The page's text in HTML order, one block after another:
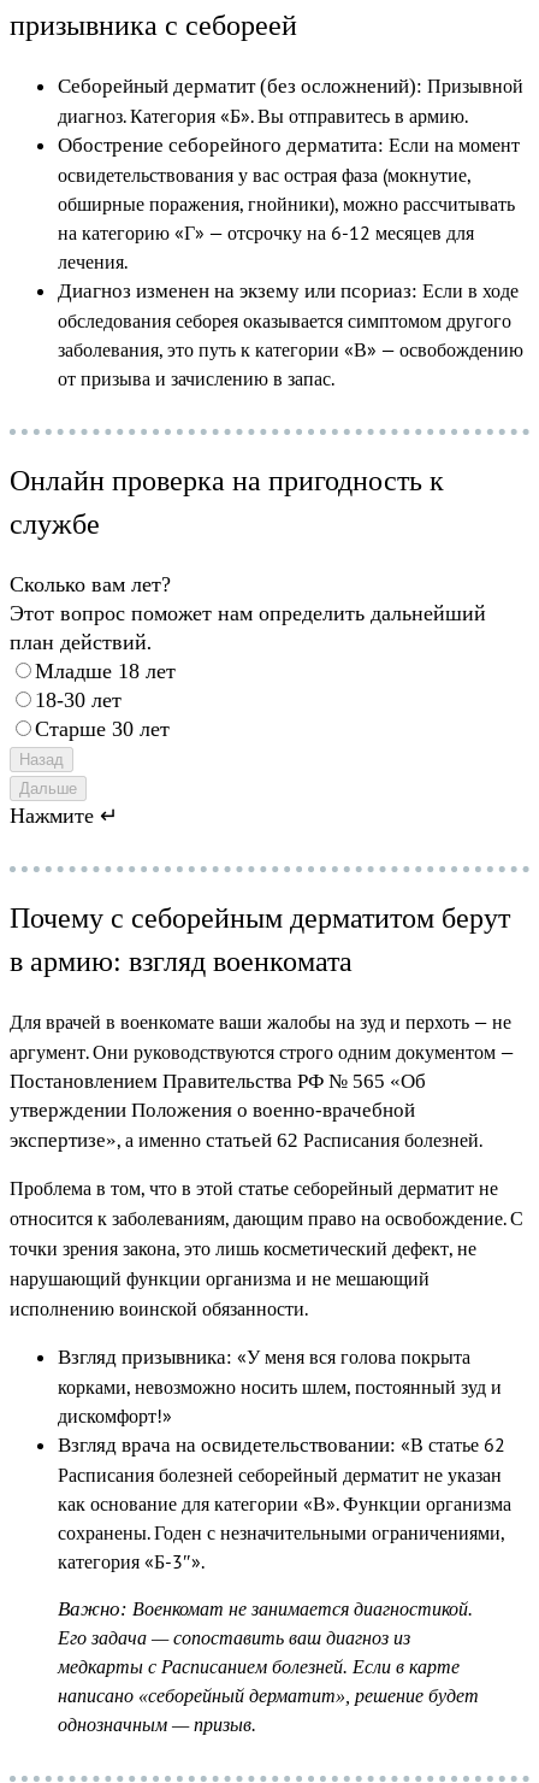
призывника с себореей
Себорейный дерматит (без осложнений): Призывной
диагноз. Категория «Б». Вы отправитесь в армию.
Обострение себорейного дерматита: Если на момент
освидетельствования у вас острая фаза (мокнутие,
обширные поражения, гнойники), можно рассчитывать
на категорию «Г» — отсрочку на 6-12 месяцев для
лечения.
Диагноз изменен на экзему или псориаз: Если в ходе
обследования себорея оказывается симптомом другого
заболевания, это путь к категории «В» — освобождению
от призыва и зачислению в запас.
Онлайн проверка на пригодность к
службе
Сколько вам лет?
Этот вопрос поможет нам определить дальнейший
план действий.
Младше 18 лет
18-30 лет
Старше 30 лет
Назад
Дальше
Нажмите ↵
Почему с себорейным дерматитом берут
в армию: взгляд военкомата
Для врачей в военкомате ваши жалобы на зуд и перхоть — не
аргумент. Они руководствуются строго одним документом —
Постановлением Правительства РФ № 565 «Об
утверждении Положения о военно-врачебной
экспертизе», а именно статьей 62 Расписания болезней.
Проблема в том, что в этой статье себорейный дерматит не
относится к заболеваниям, дающим право на освобождение. С
точки зрения закона, это лишь косметический дефект, не
нарушающий функции организма и не мешающий
исполнению воинской обязанности.
Взгляд призывника: «У меня вся голова покрыта
корками, невозможно носить шлем, постоянный зуд и
дискомфорт!»
Взгляд врача на освидетельствовании: «В статье 62
Расписания болезней себорейный дерматит не указан
как основание для категории «В». Функции организма
сохранены. Годен с незначительными ограничениями,
категория «Б-3″».
Важно: Военкомат не занимается диагностикой.
Его задача — сопоставить ваш диагноз из
медкарты с Расписанием болезней. Если в карте
написано «себорейный дерматит», решение будет
однозначным — призыв.